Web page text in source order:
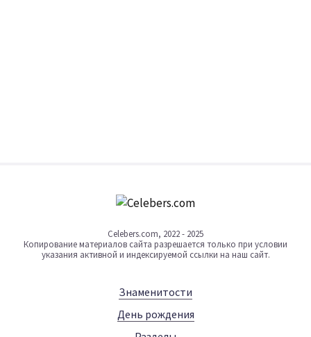
Celebers.com, 2022 - 2025
Копирование материалов сайта разрешается только при условии
указания активной и индексируемой ссылки на наш сайт.
Знаменитости
День рождения